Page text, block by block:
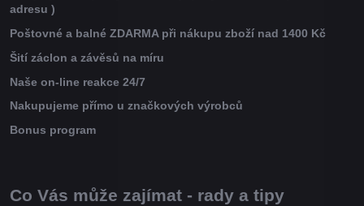
adresu )
Poštovné a balné ZDARMA při nákupu zboží nad 1400 Kč
Šití záclon a závěsů na míru
Naše on-line reakce 24/7
Nakupujeme přímo u značkových výrobců
Bonus program
Co Vás může zajímat - rady a tipy